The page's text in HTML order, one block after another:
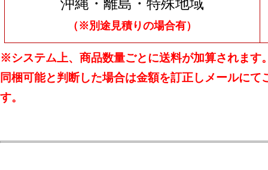
沖縄・離島・特殊地域
（※別途見積りの場合有）
※システム上、商品数量ごとに送料が加算されます
同梱可能と判断した場合は金額を訂正しメールにて
す。